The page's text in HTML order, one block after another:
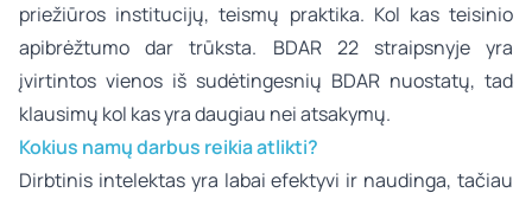
priežiūros institucijų, teismų praktika. Kol kas teisinio
apibrėžtumo dar trūksta. BDAR 22 straipsnyje yra
įvirtintos vienos iš sudėtingesnių BDAR nuostatų, tad
klausimų kol kas yra daugiau nei atsakymų.
Kokius namų darbus reikia atlikti?
Dirbtinis intelektas yra labai efektyvi ir naudinga, tačiau